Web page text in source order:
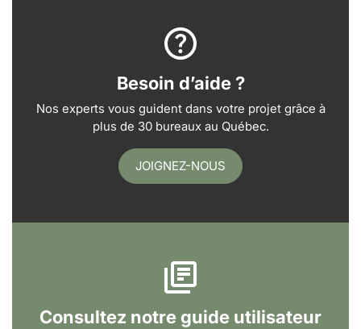
Besoin d’aide ?
Nos experts vous guident dans votre projet grâce à
plus de 30 bureaux au Québec.
JOIGNEZ-NOUS
Consultez notre guide utilisateur